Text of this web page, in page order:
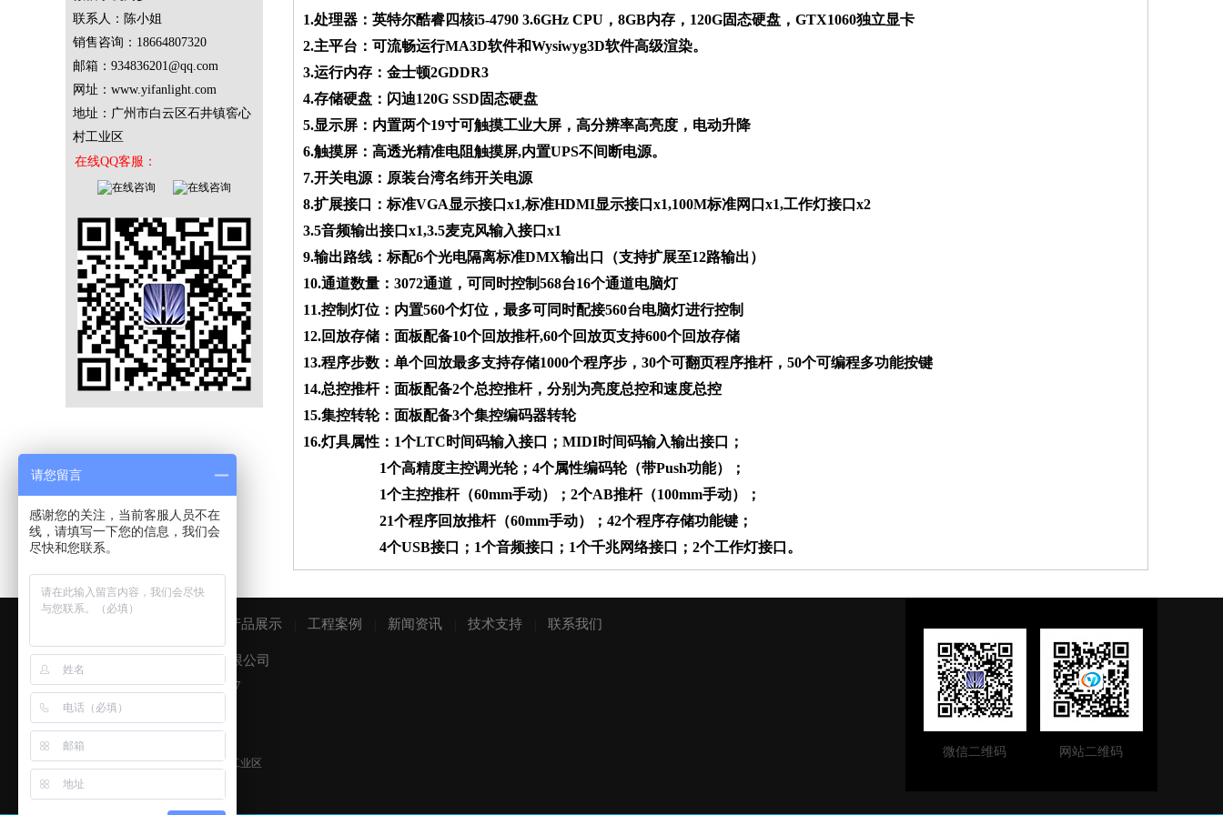
联系人：陈小姐
销售咨询： 18664807320
邮箱：934836201@qq.com
网址：www.yifanlight.com
地址：广州市白云区石井镇窖心
村工业区
在线QQ客服：
1.处理器：英特尔酷睿四核i5-4790 3.6GHz CPU，8GB内存，120G固态硬盘，GTX1060独立显卡
2.主平台：可流畅运行MA3D软件和Wysiwyg3D软件高级渲染。
3.运行内存：金士顿2GDDR3
4.存储硬盘：闪迪120G SSD固态硬盘
5.显示屏：内置两个19寸可触摸工业大屏，高分辨率高亮度，电动升降
6.触摸屏：高透光精准电阻触摸屏,内置UPS不间断电源。
7.开关电源：原装台湾名纬开关电源
8.扩展接口：标准VGA显示接口x1,标准HDMI显示接口x1,100M标准网口x1,工作灯接口x2
3.5音频输出接口x1,3.5麦克风输入接口x1
9.输出路线：标配6个光电隔离标准DMX输出口（支持扩展至12路输出）
10.通道数量：3072通道，可同时控制568台16个通道电脑灯
11.控制灯位：内置560个灯位，最多可同时配接560台电脑灯进行控制
12.回放存储：面板配备10个回放推杆,60个回放页支持600个回放存储
13.程序步数：单个回放最多支持存储1000个程序步，30个可翻页程序推杆，50个可编程多功能按键
14.总控推杆：面板配备2个总控推杆，分别为亮度总控和速度总控
15.集控转轮：面板配备3个集控编码器转轮
16.灯具属性：1个LTC时间码输入接口；MIDI时间码输入输出接口；
1个高精度主控调光轮；4个属性编码轮（带Push功能）；
1个主控推杆（60mm手动）；2个AB推杆（100mm手动）；
21个程序回放推杆（60mm手动）；42个程序存储功能键；
4个USB接口；1个音频接口；1个千兆网络接口；2个工作灯接口。
产品展示 工程案例 新闻资讯 技术支持 联系我们
广州市逸凡舞台灯光设备有限公司
微信手机同步：15920585607
销售咨询：18664807320
邮箱：934836201@qq.com
地址：广州市白云区石井镇窖心村工业区
网站二维码
微信二维码
请您留言
感谢您的关注，当前客服人员不在
线，请填写一下您的信息，我们会
尽快和您联系。